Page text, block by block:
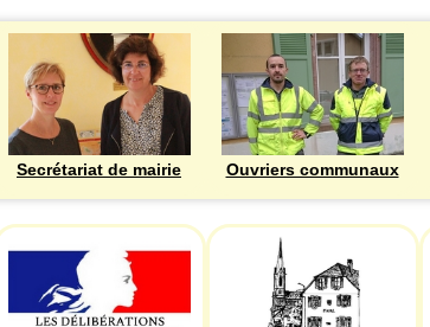
Secrétariat de mairie Ouvriers communaux